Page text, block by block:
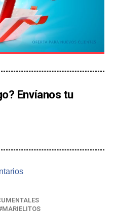
Envíanos tu
MARIELITOS